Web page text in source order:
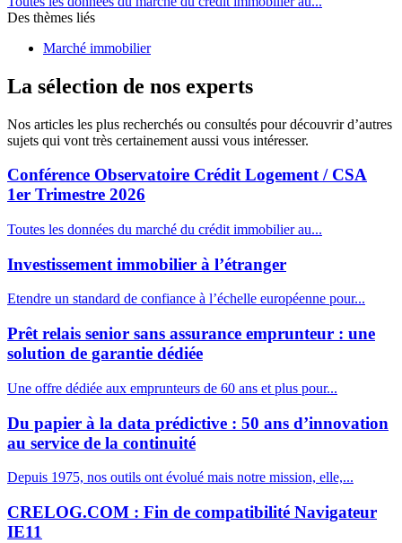
Des thèmes liés
Marché immobilier
La sélection de nos experts
Nos articles les plus recherchés ou consultés pour découvrir d’autres
sujets qui vont très certainement aussi vous intéresser.
Conférence Observatoire Crédit Logement / CSA
1er Trimestre 2026
Toutes les données du marché du crédit immobilier au...
Investissement immobilier à l’étranger
Etendre un standard de confiance à l’échelle européenne pour...
Prêt relais senior sans assurance emprunteur : une
solution de garantie dédiée
Une offre dédiée aux emprunteurs de 60 ans et plus pour...
Du papier à la data prédictive : 50 ans d’innovation
au service de la continuité
Depuis 1975, nos outils ont évolué mais notre mission, elle,...
CRELOG.COM : Fin de compatibilité Navigateur
IE11